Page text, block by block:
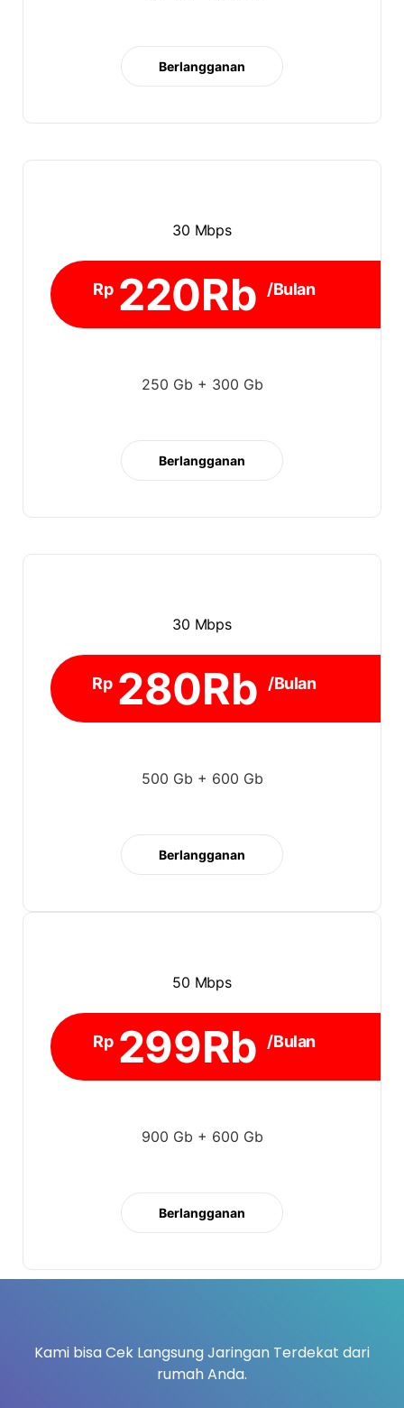
Berlangganan
30 Mbps
Rp 220Rb /Bulan
250 Gb + 300 Gb
Berlangganan
30 Mbps
Rp 280Rb /Bulan
500 Gb + 600 Gb
Berlangganan
50 Mbps
Rp 299Rb /Bulan
900 Gb + 600 Gb
Berlangganan
Kami bisa Cek Langsung Jaringan Terdekat dari
rumah Anda.